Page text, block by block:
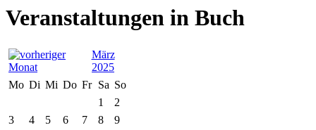
Veranstaltungen in Buch
März
2025
Mo Di Mi Do Fr Sa So
1
2
3
4 5 6 7 8
9